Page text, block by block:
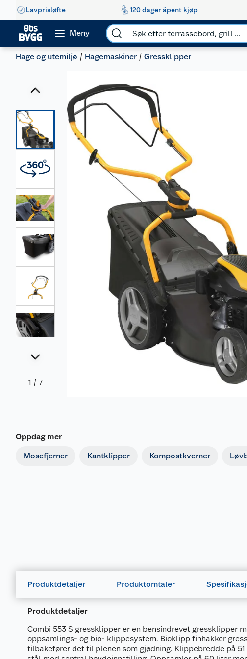
Lavprisløfte 120 dager åpent kjøp
Meny
Hage og utemiljø Hagemaskiner Gressklipper
1 / 7
Oppdag mer
Mosefjerner Kantklipper Kompostkverner
Produktdetaljer Produktomtaler
Produktdetaljer
Combi 553 S gressklipper er en bensindrevet gressklipper
oppsamlings- og bio- klippesystem. Bioklipp finhakker
tilbakefører det til plenen som gjødning. Klippebredde på 51